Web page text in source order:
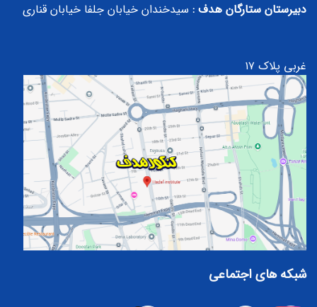
دبیرستان ستارگان هدف : سیدخندان خیابان جلفا خیابان قناری
غربی پلاک ۱۷
شبکه های اجتماعی